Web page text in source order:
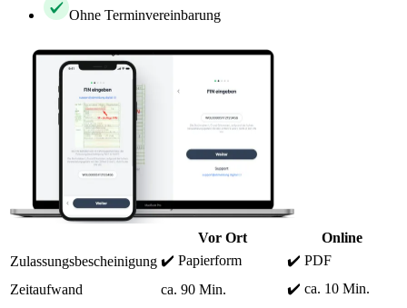
Ohne Terminvereinbarung
Vor Ort
Online
Zulassungsbescheinigung ✔️ Papierform
✔️ PDF
Zeitaufwand
ca. 90 Min.
✔️ ca. 10 Min.